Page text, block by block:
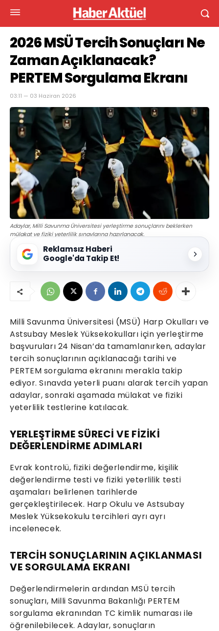
2026 MSÜ Tercih Sonuçları Ne
Zaman Açıklanacak?
PERTEM Sorgulama Ekranı
03:11 — 03 Haziran 2026
Adaylar, Milli Savunma Üniversitesi yerleştirme sonuçlarını beklerken
mülakat ve fiziki yeterlilik sınavlarına hazırlanacak.
Reklamsız Haberi
Google'da Takip Et!
Milli Savunma Üniversitesi (MSÜ) Harp Okulları ve
Astsubay Meslek Yüksekokulları için yerleştirme
başvuruları 24 Nisan’da tamamlanırken, adaylar
tercih sonuçlarının açıklanacağı tarihi ve
PERTEM sorgulama ekranını merakla takip
ediyor. Sınavda yeterli puanı alarak tercih yapan
adaylar, sonraki aşamada mülakat ve fiziki
yeterlilik testlerine katılacak.
YERLEŞTİRME SÜRECİ VE FİZİKİ
DEĞERLENDİRME ADIMLARI
Evrak kontrolü, fiziki değerlendirme, kişilik
değerlendirme testi ve fiziki yeterlilik testi
aşamaları belirlenen tarihlerde
gerçekleştirilecek. Harp Okulu ve Astsubay
Meslek Yüksekokulu tercihleri ayrı ayrı
incelenecek.
TERCİH SONUÇLARININ AÇIKLANMASI
VE SORGULAMA EKRANI
Değerlendirmelerin ardından MSÜ tercih
sonuçları, Milli Savunma Bakanlığı PERTEM
sorgulama ekranından TC kimlik numarası ile
öğrenilebilecek. Adaylar, sonuçların